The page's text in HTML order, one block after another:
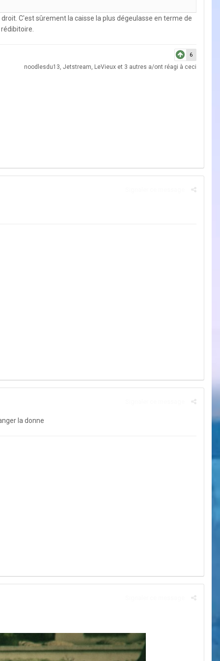
C'est sûrement la caisse la plus dégeulasse en terme de
6
noodlesdu13 Jetstream LeVieux et 3 autres a/ont réagi à ceci
la donne